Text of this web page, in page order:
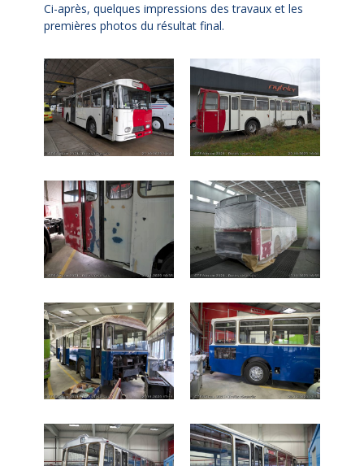
Ci-après, quelques impressions des travaux et les
premières photos du résultat final.